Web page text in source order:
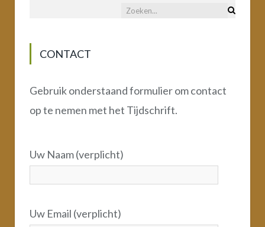
CONTACT
Gebruik onderstaand formulier om contact
op te nemen met het Tijdschrift.
Uw Naam (verplicht)
Uw Email (verplicht)